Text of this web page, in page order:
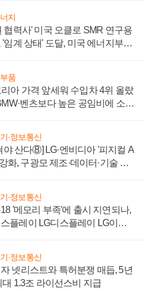
지
협력사' 미국 오클로 SMR 연구용
'임계 상태' 도달, 미국 에너지부
품
아 가격 앞세워 수입차 4위 올랐
벤츠보다 높은 공임비에 소비
·정보통신
야 산다⑧] LG·엔비디아 '피지컬 A
화, 구광모 제조·데이터·기술 결
·정보통신
'메모리 부족'에 출시 지연되나,
플레이 LG디스플레이 LG이노
·정보통신
넷리스트와 특허분쟁 매듭, 5년
대 1.3조 라이선스비 지급